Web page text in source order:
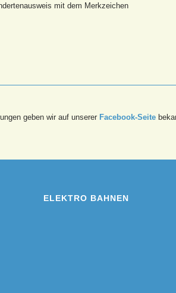
mit dem Merkzeichen
geben wir auf unserer Facebook-Seite
ELEKTRO BAHNEN